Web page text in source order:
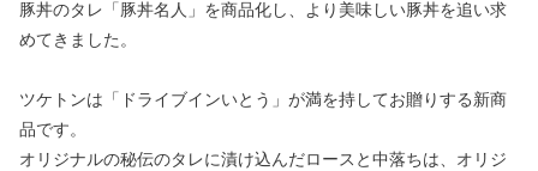
豚丼のタレ「豚丼名人」を商品化し、より美味しい豚丼を追い求
めてきました。
ツケトンは「ドライブインいとう」が満を持してお贈りする新商
品です。
オリジナルの秘伝のタレに漬け込んだロースと中落ちは、オリジ